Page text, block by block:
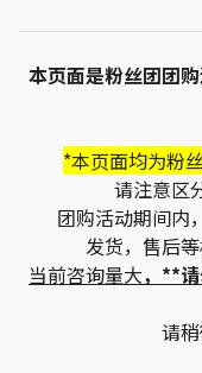
本页面是粉丝团团
*本页面均为粉
请注意区
团购活动期间内
发货，售后
当前咨询量大，**
请